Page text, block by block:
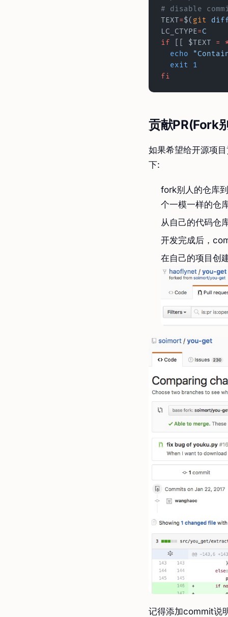
# disable
TEXT=$( git
LC_CTYPE=C
if [[ $TEXT =
  echo
  exit
1
fi
贡献PR(Fork
如果希望给开源项
下:
fork别人的仓库
个一模一样的仓
从自己的代码仓
开发完成后，
在自己的项目创
记得添加commit说